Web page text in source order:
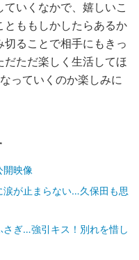
いくなかで、嬉しいこ
とももしかしたらあるか
ることで相手にもきっ
ただ楽しく生活してほ
っていくのか楽しみに
開映像
が止まらない…久保田も思
ぎ…強引キス！別れを惜し